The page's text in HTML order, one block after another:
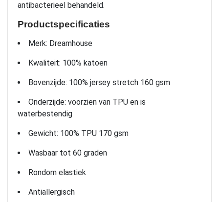
antibacterieel behandeld.
Productspecificaties
Merk: Dreamhouse
Kwaliteit: 100% katoen
Bovenzijde: 100% jersey stretch 160 gsm
Onderzijde: voorzien van TPU en is
waterbestendig
Gewicht: 100% TPU 170 gsm
Wasbaar tot 60 graden
Rondom elastiek
Antiallergisch